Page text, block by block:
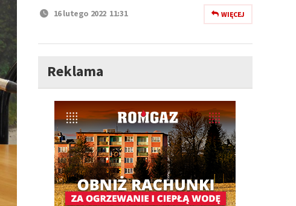
16 lutego 2022 11:31 WIĘCEJ
Reklama